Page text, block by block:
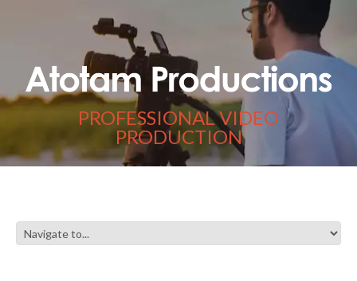
PROFESSIONAL VIDEO
PRODUCTION